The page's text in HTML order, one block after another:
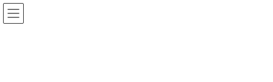
コ
ン
ナ
ビ